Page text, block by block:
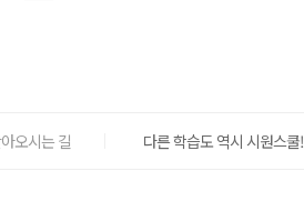
오시는 길 다른 학습도 역시 시원스쿨!